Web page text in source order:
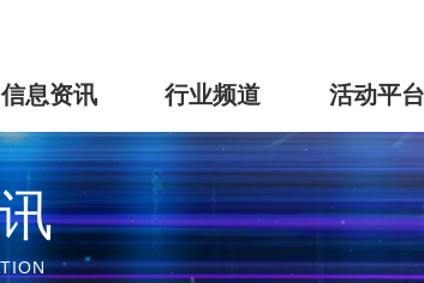
信息资讯 行业频道 活动平台